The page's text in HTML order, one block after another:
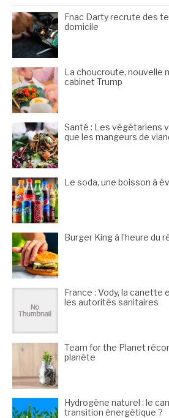
Fnac Darty recrute des
domicile
La choucroute, nouvelle
cabinet Trump
Santé : Les végétariens
que les mangeurs de
Le soda, une boisson à
Burger King à l’heure du
France : Vody, la canette
les autorités sanitaires
Team for the Planet
planète
Hydrogène naturel : le
transition énergétique ?